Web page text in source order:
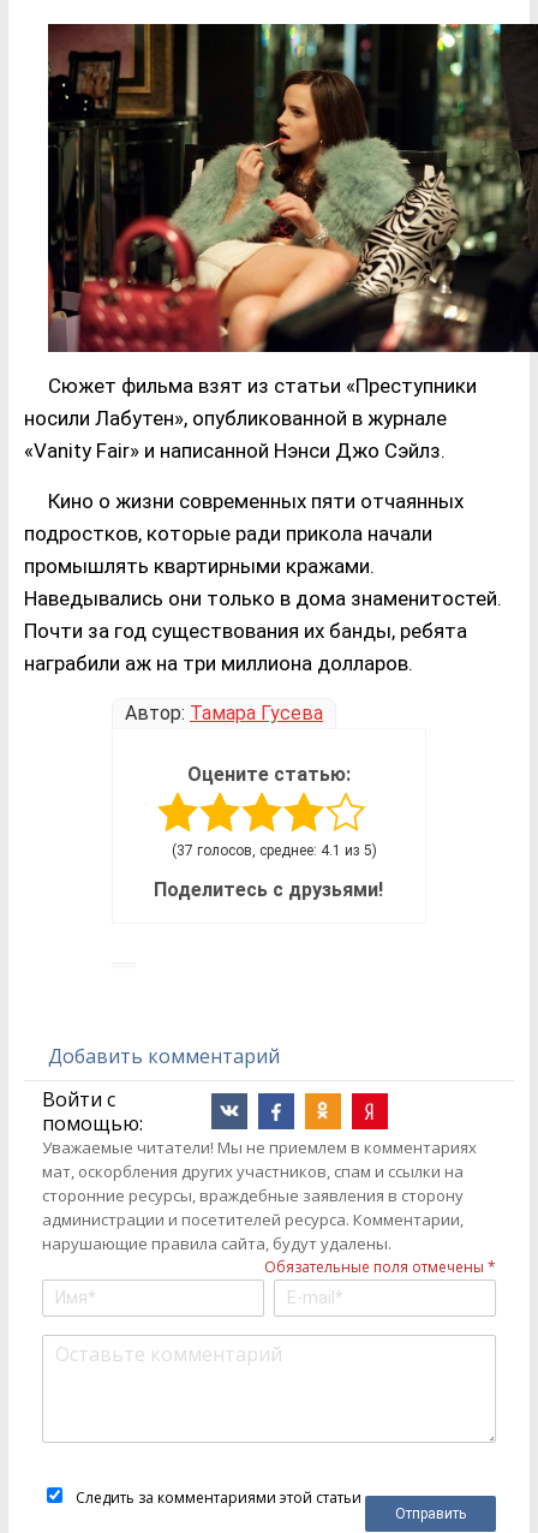
Сюжет фильма взят из статьи «Преступники
носили Лабутен», опубликованной в журнале
«Vanity Fair» и написанной Нэнси Джо Сэйлз.
Кино о жизни современных пяти отчаянных
подростков, которые ради прикола начали
промышлять квартирными кражами.
Наведывались они только в дома знаменитостей.
Почти за год существования их банды, ребята
награбили аж на три миллиона долларов.
Автор: Тамара Гусева
Оцените статью:
(37 голосов, среднее: 4.1 из 5)
Поделитесь с друзьями!
Добавить комментарий
Войти с
помощью:
Уважаемые читатели! Мы не приемлем в комментариях
мат, оскорбления других участников, спам и ссылки на
сторонние ресурсы, враждебные заявления в сторону
администрации и посетителей ресурса. Комментарии,
нарушающие правила сайта, будут удалены.
Обязательные поля отмечены *
Следить за комментариями этой статьи